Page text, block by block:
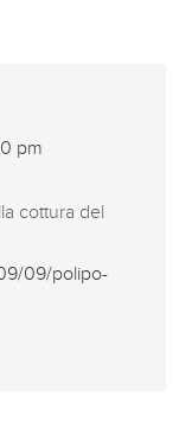
pm
cottura del
09/polipo-